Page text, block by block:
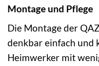
Montage und Pflege
Die Montage der
denkbar einfach und
Heimwerker mit